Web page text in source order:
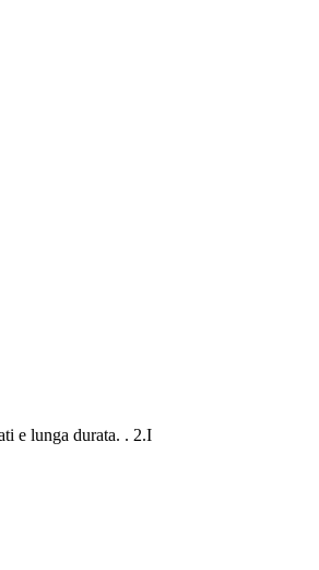
e lunga durata. . 2.I